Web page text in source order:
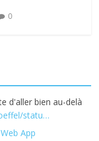
0
d'aller bien au-delà
statu…
App